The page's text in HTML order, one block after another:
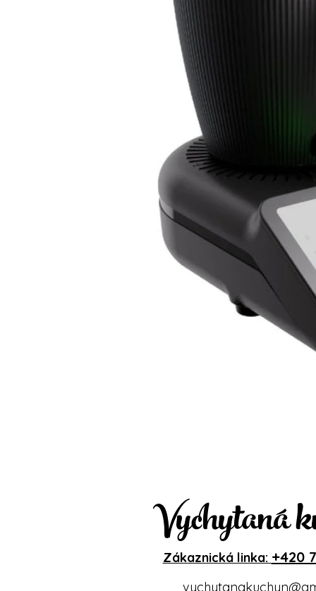
Vychytaná
Zákaznická linka: +420